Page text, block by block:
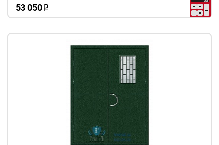
53 050 o